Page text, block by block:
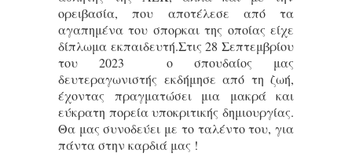
ορειβασία, που αποτέλεσε από τα
αγαπημένα του σπορκαι της οποίας είχε
δίπλωμα εκπαιδευτή.Στις 28 Σεπτεμβρίου
του 2023 ο σπουδαίος μας
δευτεραγωνιστής εκδήμησε από τη ζωή,
έχοντας πραγματώσει μια μακρά και
εύκρατη πορεία υποκριτικής δημιουργίας.
Θα μας συνοδεύει με το ταλέντο του, για
πάντα στην καρδιά μας !